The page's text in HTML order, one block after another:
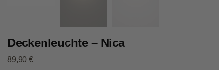
Deckenleuchte – Nica
89,90 €